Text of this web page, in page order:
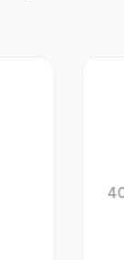
40 Av.